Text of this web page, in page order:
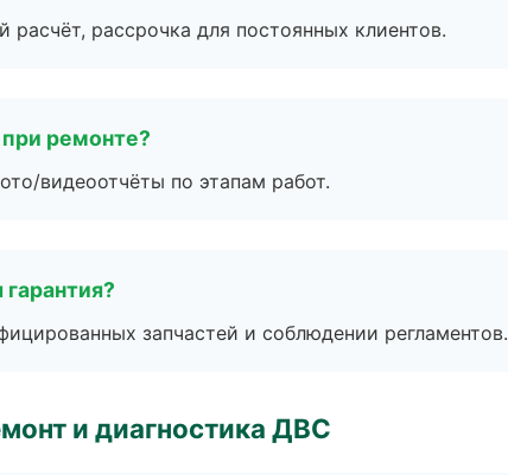
расчёт, рассрочка для постоянных клиентов.
ремонте?
видеоотчёты по этапам работ.
запчастей и соблюдении регламентов.
и диагностика ДВС